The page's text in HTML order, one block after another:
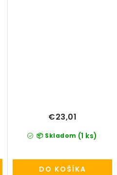
📦 Skladom (1 ks)
€23,01
DO KOŠÍKA